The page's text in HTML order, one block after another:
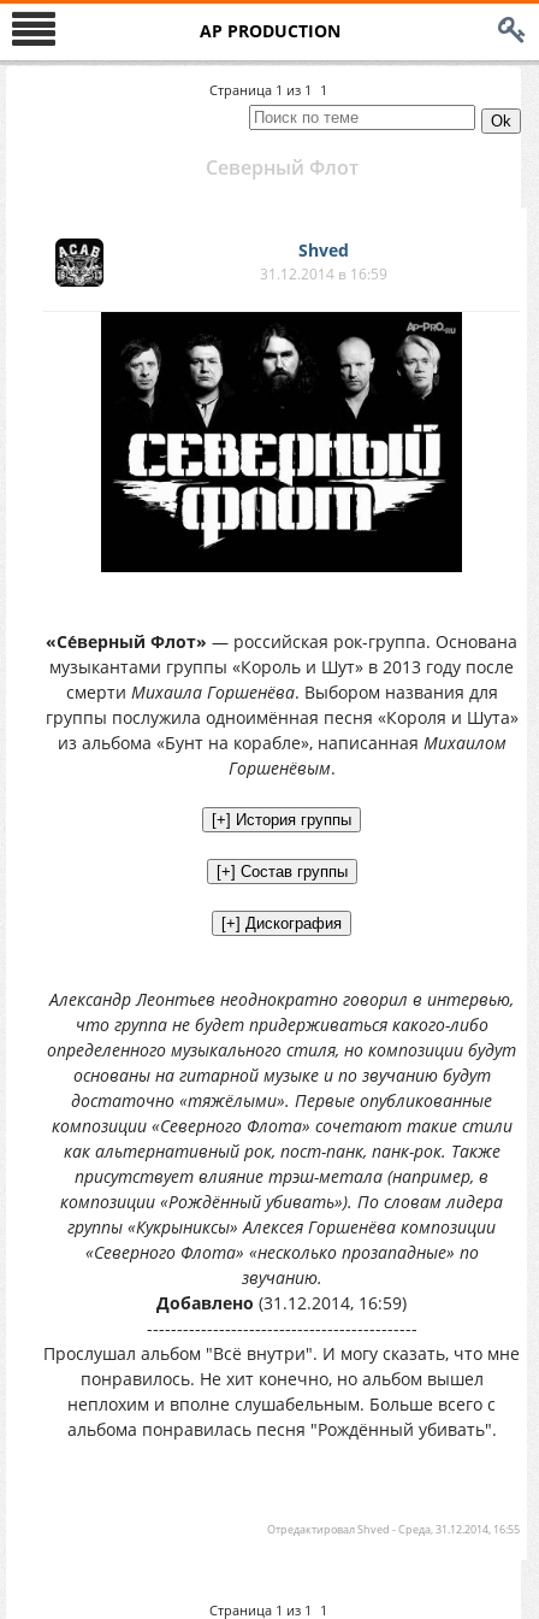
AP PRODUCTION
Страница 1 из 1 1
Северный Флот
Shved
31.12.2014 в 16:59
«Се́верный Флот» — российская рок-группа. Основана
музыкантами группы «Король и Шут» в 2013 году после
смерти Михаила Горшенёва. Выбором названия для
группы послужила одноимённая песня «Короля и Шута»
из альбома «Бунт на корабле», написанная Михаилом
Горшенёвым.
Александр Леонтьев неоднократно говорил в интервью,
что группа не будет придерживаться какого-либо
определенного музыкального стиля, но композиции будут
основаны на гитарной музыке и по звучанию будут
достаточно «тяжёлыми». Первые опубликованные
композиции «Северного Флота» сочетают такие стили
как альтернативный рок, пост-панк, панк-рок. Также
присутствует влияние трэш-метала (например, в
композиции «Рождённый убивать»). По словам лидера
группы «Кукрыниксы» Алексея Горшенёва композиции
«Северного Флота» «несколько прозападные» по
звучанию.
Добавлено (31.12.2014, 16:59)
---------------------------------------------
Прослушал альбом "Всё внутри". И могу сказать, что мне
понравилось. Не хит конечно, но альбом вышел
неплохим и вполне слушабельным. Больше всего с
альбома понравилась песня "Рождённый убивать".
ОтредактировалShved -Среда, 31.12.2014, 16:55
Страница 1 из 1 1